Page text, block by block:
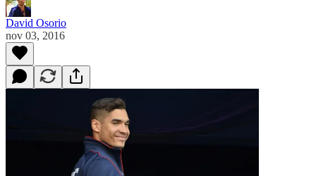
David Osorio
nov 03, 2016